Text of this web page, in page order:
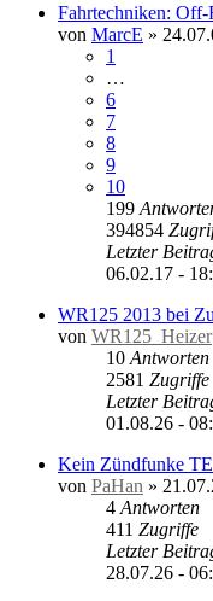
Fahrtechniken: Off-
von MarcE »
1
…
6
7
8
9
10
199
394854
Letzter
06.02.17 -
WR125 2013 bei
von WR125_Heizer
10 Antworten
2581 Zugriffe
Letzter
01.08.26 -
Kein Zündfunke
von PaHan »
4 Antworten
411 Zugriffe
Letzter
28.07.26 -